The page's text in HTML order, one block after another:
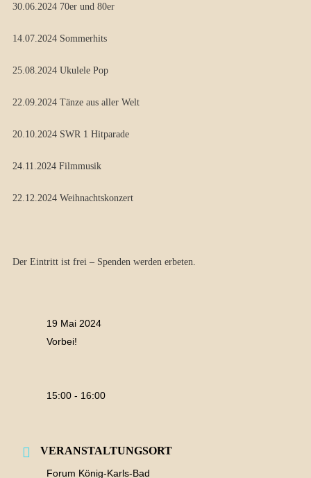
30.06.2024 70er und 80er
14.07.2024 Sommerhits
25.08.2024 Ukulele Pop
22.09.2024 Tänze aus aller Welt
20.10.2024 SWR 1 Hitparade
24.11.2024 Filmmusik
22.12.2024 Weihnachtskonzert
Der Eintritt ist frei – Spenden werden erbeten.
19 Mai 2024
Vorbei!
15:00 - 16:00
VERANSTALTUNGSORT
Forum König-Karls-Bad